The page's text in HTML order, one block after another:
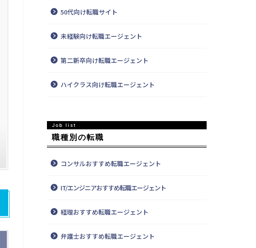
50代向け転職サイト
未経験向け転職エージェント
第二新卒向け転職エージェント
ハイクラス向け転職エージェント
職種別の転職
コンサルおすすめ転職エージェント
IT/エンジニアおすすめ転職エージェント
経理おすすめ転職エージェント
弁護士おすすめ転職エージェント